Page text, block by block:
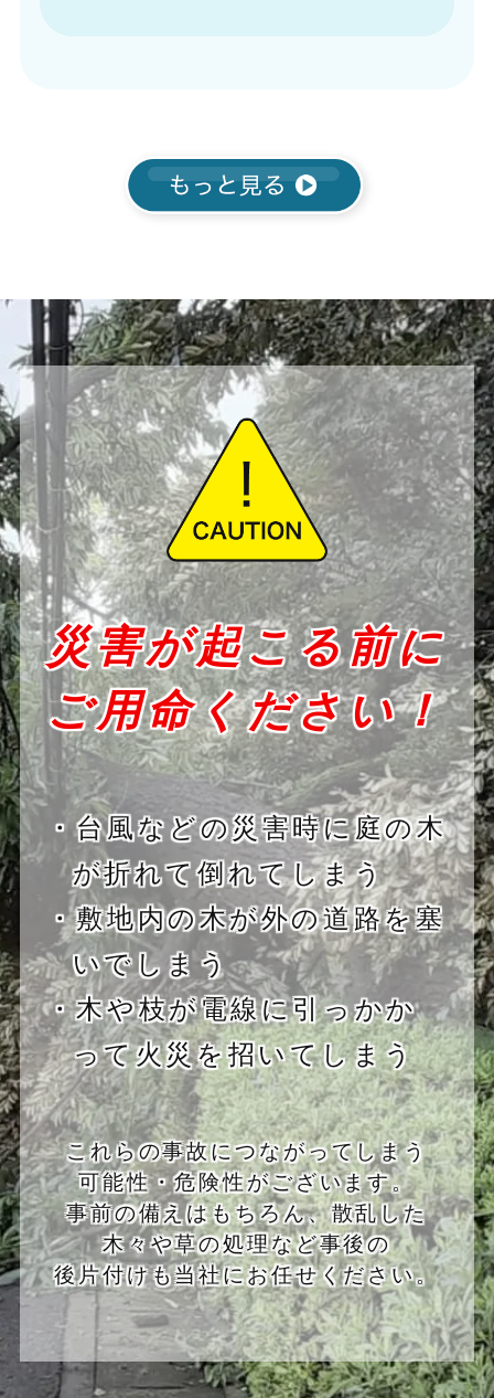
災害が起こる前に
ご用命ください！
・台風などの災害時に庭の木
が折れて倒れてしまう
・敷地内の木が外の道路を塞
いでしまう
・木や枝が電線に引っかか
って火災を招いてしまう
これらの事故につながってしまう
可能性・危険性がございます。
事前の備えはもちろん、散乱した
木々や草の処理など事後の
後片付けも当社にお任せください。